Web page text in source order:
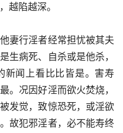
越陷越深。
行淫者经常担忧被其夫
生病死、自杀或是他杀，
新闻上看比比皆是。害寿
。况因好淫而欲火焚烧，
发觉，致惊恐死，或淫欲
故犯邪淫者，必不能寿终